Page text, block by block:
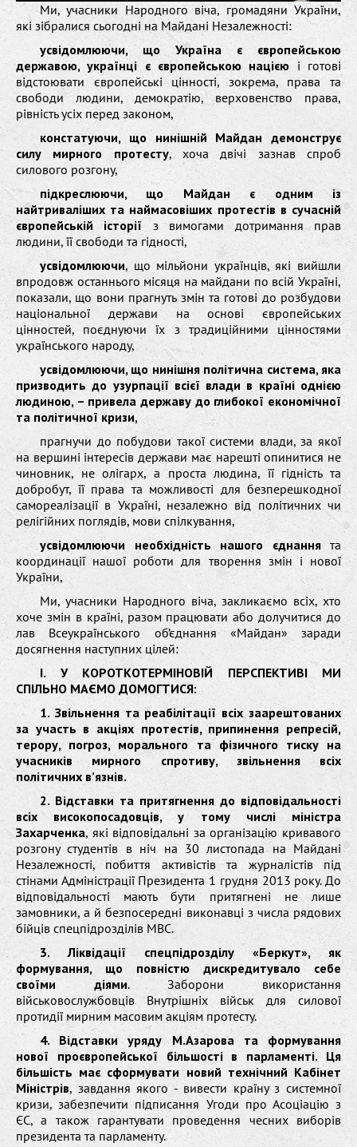
Ми, учасники Народного віча, громадяни України,
які зібралися сьогодні на Майдані Незалежності:
усвідомлюючи, що Україна є європейською
державою, українці є європейською нацією і готові
відстоювати європейські цінності, зокрема, права та
свободи людини, демократію, верховенство права,
рівність усіх перед законом,
констатуючи, що нинішній Майдан демонструє
силу мирного протесту, хоча двічі зазнав спроб
силового розгону,
підкреслюючи, що Майдан є одним із
найтриваліших та наймасовіших протестів в сучасній
європейській історії з вимогами дотримання прав
людини, її свободи та гідності,
усвідомлюючи, що мільйони українців, які вийшли
впродовж останнього місяця на майдани по всій Україні,
показали, що вони прагнуть змін та готові до розбудови
національної держави на основі європейських
цінностей, поєднуючи їх з традиційними цінностями
українського народу,
усвідомлюючи, що нинішня політична система, яка
призводить до узурпації всієї влади в країні однією
людиною, – привела державу до глибокої економічної
та політичної кризи,
прагнучи до побудови такої системи влади, за якої
на вершині інтересів держави має нарешті опинитися не
чиновник, не олігарх, а проста людина, її гідність та
добробут, її права та можливості для безперешкодної
самореалізації в Україні, незалежно від політичних чи
релігійних поглядів, мови спілкування,
усвідомлюючи необхідність нашого єднаннята
координації нашої роботи для творення змін і нової
України,
Ми, учасники Народного віча, закликаємо всіх, хто
хоче змін в країні, разом працювати або долучитися до
лав Всеукраїнського об’єднання «Майдан» заради
досягнення наступних цілей:
I. У КОРОТКОТЕРМІНОВІЙ ПЕРСПЕКТИВІ МИ
СПІЛЬНО МАЄМО ДОМОГТИСЯ:
1. Звільнення та реабілітації всіх заарештованих
за участь в акціях протестів, припинення репресій,
терору, погроз, морального та фізичного тиску на
учасників мирного спротиву, звільнення всіх
політичних в’язнів.
2. Відставки та притягнення до відповідальності
всіх високопосадовців, у тому числі міністра
Захарченка, які відповідальні за організацію кривавого
розгону студентів в ніч на 30 листопада на Майдані
Незалежності, побиття активістів та журналістів під
стінами Адміністрації Президента 1 грудня 2013 року. До
відповідальності мають бути притягнені не лише
замовники, а й безпосередні виконавці з числа рядових
бійців спецпідрозділів МВС.
3. Ліквідації спецпідрозділу «Беркут», як
формування, що повністю дискредитувало себе
своїми діями. Заборони використання
військовослужбовців Внутрішніх військ для силової
протидії мирним масовим акціям протесту.
4. Відставки уряду М.Азарова та формування
нової проєвропейської більшості в парламенті. Ця
більшість має сформувати новий технічний Кабінет
Міністрів, завдання якого - вивести країну з системної
кризи, забезпечити підписання Угоди про Асоціацію з
ЄС, а також гарантувати проведення чесних виборів
президента та парламенту.